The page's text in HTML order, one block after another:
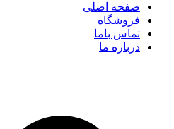
صفحه اصلی
فروشگاه
تماس باما
درباره ما